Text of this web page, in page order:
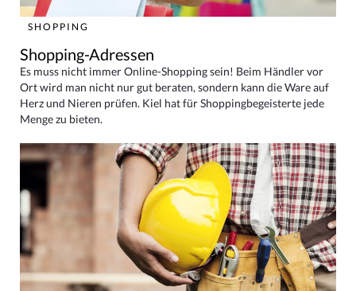
SHOPPING
Shopping-Adressen
Es muss nicht immer Online-Shopping sein! Beim Händler vor
Ort wird man nicht nur gut beraten, sondern kann die Ware auf
Herz und Nieren prüfen. Kiel hat für Shoppingbegeisterte jede
Menge zu bieten.